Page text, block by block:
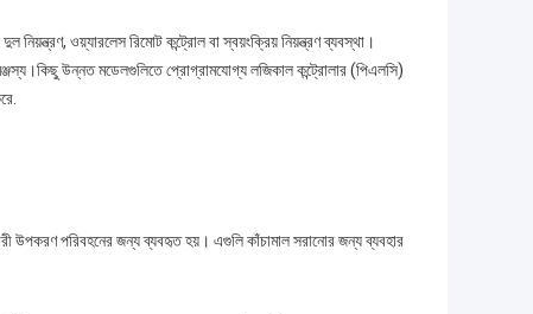
দুল নিয়ন্ত্রণ, ওয়্যারলেস রিমোট কন্ট্রোল বা স্বয়ংক্রিয় নিয়ন্ত্রণ ব্যবস্থা।
উন্নত মডেলগুলিতে প্রোগ্রামযোগ্য লজিকাল কন্ট্রোলার (পিএলসি)
উপকরণ পরিবহনের জন্য ব্যবহৃত হয়। এগুলি কাঁচামাল সরানোর জন্য ব্যবহার